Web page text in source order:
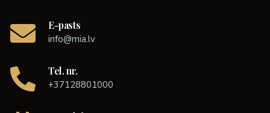
E-pasts
info@mia.lv
Tel. nr.
+37128801000